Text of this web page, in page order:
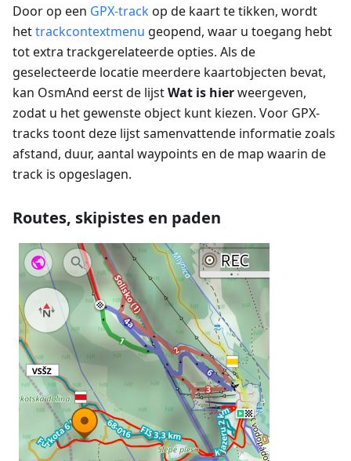
Door op een GPX-trackop de kaart te tikken, wordt
hettrackcontextmenu geopend, waar u toegang hebt
tot extra trackgerelateerde opties. Als de
geselecteerde locatie meerdere kaartobjecten bevat,
kan OsmAnd eerst de lijstWat is hierweergeven,
zodat u het gewenste object kunt kiezen. Voor GPX-
tracks toont deze lijst samenvattende informatie zoals
afstand, duur, aantal waypoints en de map waarin de
track is opgeslagen.
Routes, skipistes en paden